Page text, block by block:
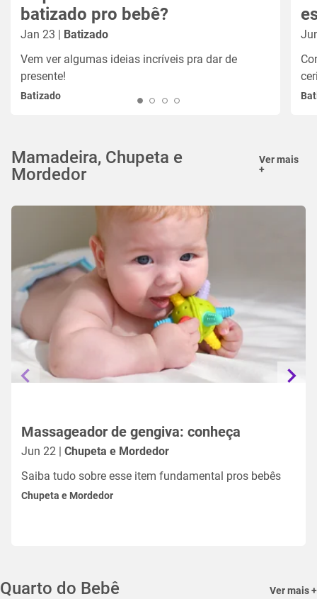
batizado pro bebê?
Jan 23 | Batizado
Vem ver algumas ideias incríveis pra dar de
presente!
Batizado
Mamadeira, Chupeta e
Mordedor
Ver mais
+
Massageador de gengiva: conheça
Jun 22 | Chupeta e Mordedor
Saiba tudo sobre esse item fundamental pros bebês
Chupeta e Mordedor
Quarto do Bebê Ver mais +